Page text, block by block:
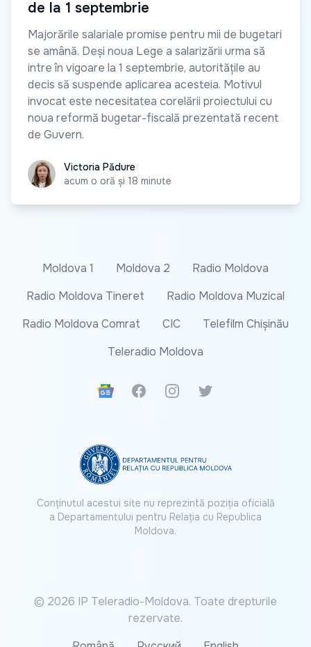
de la 1 septembrie
Majorările salariale promise pentru mii de bugetari
se amână. Deși noua Lege a salarizării urma să
intre în vigoare la 1 septembrie, autoritățile au
decis să suspende aplicarea acesteia. Motivul
invocat este necesitatea corelării proiectului cu
noua reformă bugetar-fiscală prezentată recent
de Guvern.
Victoria Pădure
Victoria Pădure
acum o oră și 18 minute
Moldova 1 Moldova 2
Radio Moldova
Radio Moldova Tineret
Radio Moldova Muzical
Radio Moldova Comrat
CIC
Telefilm Chișinău
Teleradio Moldova
Google News
FacebookInstagramTwitter
Conținutul acestui site nu reprezintă poziția oficială
a Departamentului pentru Relația cu Republica
Moldova.
© 2026 IP Teleradio-Moldova. Toate drepturile
rezervate.